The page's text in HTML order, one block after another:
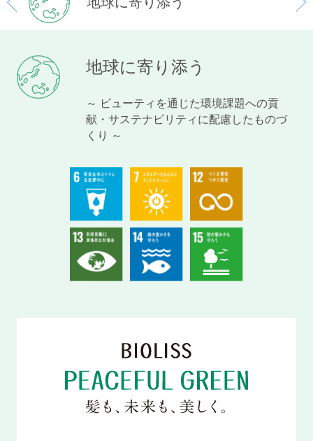
地球に寄り添う
～ ビューティを通じた環境課題への貢
献・サステナビリティに配慮したものづ
くり ～